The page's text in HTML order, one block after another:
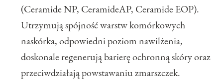
(Ceramide NP, CeramideAP, Ceramide EOP).
Utrzymują spójność warstw komórkowych
naskórka, odpowiedni poziom nawilżenia,
doskonale regenerują barierę ochronną skóry oraz
przeciwdziałają powstawaniu zmarszczek.